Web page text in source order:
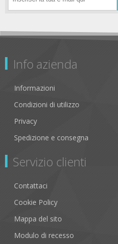
Info azienda
Informazioni
Condizioni di utilizzo
Privacy
Spedizione e consegna
Servizio clienti
Contattaci
Cookie Policy
Mappa del sito
Modulo di recesso